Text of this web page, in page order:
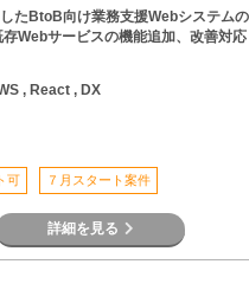
したBtoB向け業務支援Webシステム
存Webサービスの機能追加、改善対
, React , DX
可 ７月スタート案件
詳細を見る